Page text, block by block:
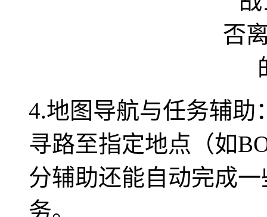
4.地图导航与任务辅助
寻路至指定地点（如
分辅助还能自动完成
务。